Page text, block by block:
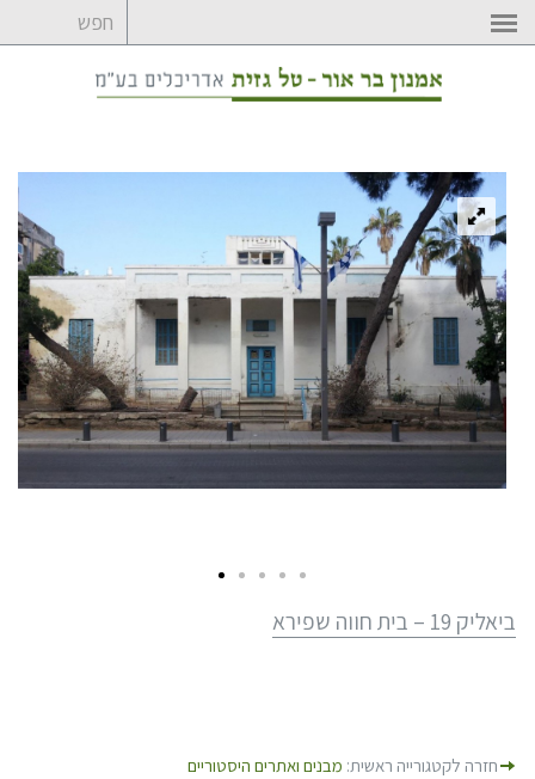
לדלג
לתוכן
ביאליק 19 – בית חווה שפירא
חזרה לקטגורייה ראשית: מבנים ואתרים היסטוריים